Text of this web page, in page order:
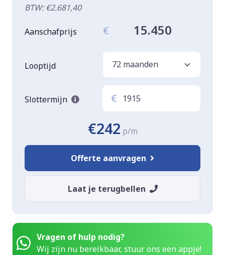
BTW: €2.681,40
Aanschafprijs € 15.450
Looptijd
Slottermijn €
€242 p/m
Offerte aanvragen
Laat je terugbellen
Vragen of hulp nodig?
Wij zijn nu bereikbaar, stuur ons een appje!